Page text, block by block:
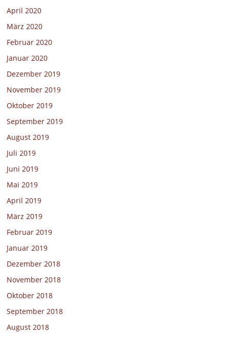
April 2020
März 2020
Februar 2020
Januar 2020
Dezember 2019
November 2019
Oktober 2019
September 2019
August 2019
Juli 2019
Juni 2019
Mai 2019
April 2019
März 2019
Februar 2019
Januar 2019
Dezember 2018
November 2018
Oktober 2018
September 2018
August 2018